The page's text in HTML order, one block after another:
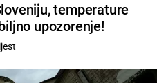
temperature
upozorenje!